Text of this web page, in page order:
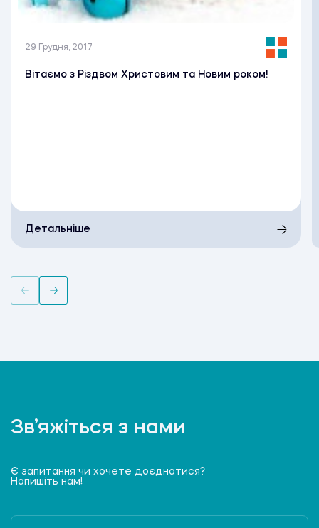
29 Грудня, 2017
Вітаємо з Різдвом Христовим та Новим роком!
Детальніше
Зв’яжіться з нами
Є запитання чи хочете доєднатися?
Напишіть нам!